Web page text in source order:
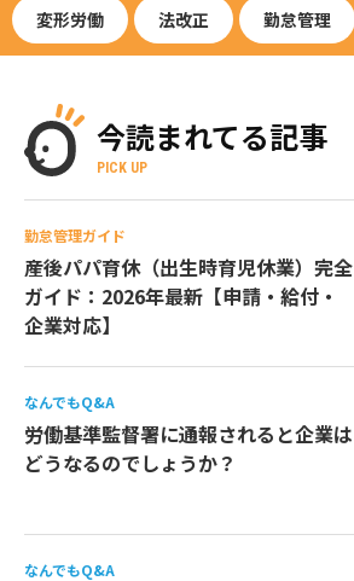
変形労働 法改正 勤怠管理
今読まれてる記事
PICK UP
勤怠管理ガイド
産後パパ育休（出生時育児休業）完全
ガイド：2026年最新【申請・給付・
企業対応】
なんでもQ&A
労働基準監督署に通報されると企業は
どうなるのでしょうか？
なんでもQ&A